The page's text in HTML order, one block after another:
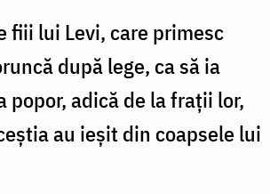
fiii lui Levi, care primesc
după lege, ca să ia
popor, adică de la fraţii lor,
au ieşit din coapsele lui